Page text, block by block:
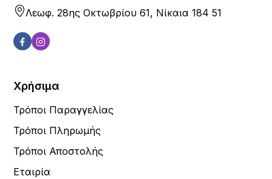
Λεωφ. 28ης Οκτωβρίου 61, Νίκαια 184 51
Χρήσιμα
Τρόποι Παραγγελίας
Τρόποι Πληρωμής
Τρόποι Αποστολής
Εταιρία